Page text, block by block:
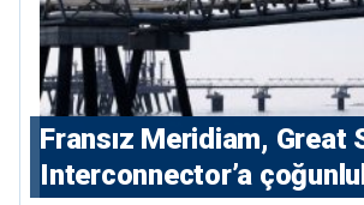
Fransız Meridiam, Great
Interconnector’a